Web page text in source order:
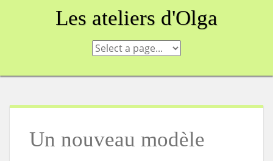
Les ateliers d'Olga
Un nouveau modèle